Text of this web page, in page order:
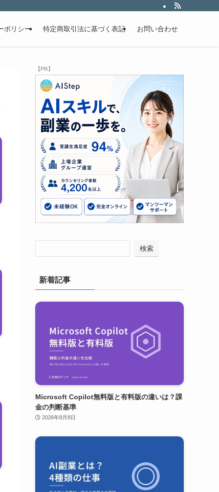
ポリシー 特定商取引法に基づく表記 お問い合わせ
【PR】
検索
新着記事
Microsoft Copilot無料版と有料版の違いは？課
金の判断基準
2026年8月8日